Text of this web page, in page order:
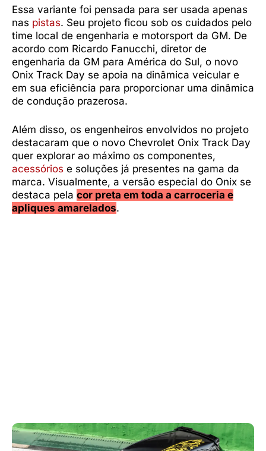
Essa variante foi pensada para ser usada apenas
nas pistas. Seu projeto ficou sob os cuidados pelo
time local de engenharia e motorsport da GM. De
acordo com Ricardo Fanucchi, diretor de
engenharia da GM para América do Sul, o novo
Onix Track Day se apoia na dinâmica veicular e
em sua eficiência para proporcionar uma dinâmica
de condução prazerosa.
Além disso, os engenheiros envolvidos no projeto
destacaram que o novo Chevrolet Onix Track Day
quer explorar ao máximo os componentes,
acessórios e soluções já presentes na gama da
marca. Visualmente, a versão especial do Onix se
destaca pela cor preta em toda a carroceria e
apliques amarelados.